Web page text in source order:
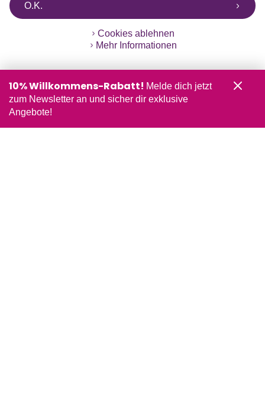
O.K.
Cookies ablehnen
Mehr Informationen
10% Willkommens-Rabatt! Melde dich jetzt
zum Newsletter an und sicher dir exklusive
Angebote!